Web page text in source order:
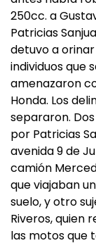
250cc. a
Patricias
detuvo a
individuos que
amenazaron
Honda. Los
separaron.
por Patricias
avenida 9 de
camión
que viajaban
suelo, y otro
Riveros, quien
las motos que